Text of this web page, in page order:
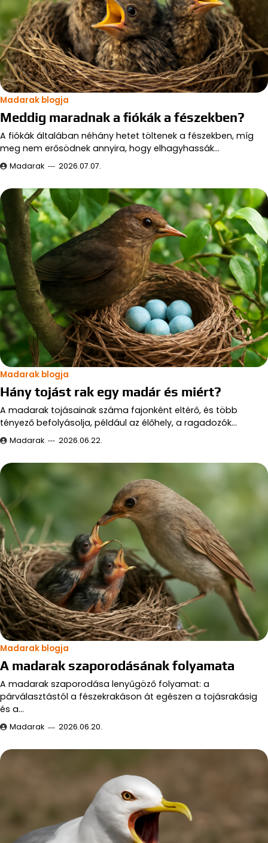
Madarak blogja
Meddig maradnak a fiókák a fészekben?
A fiókák általában néhány hetet töltenek a fészekben, míg
meg nem erősödnek annyira, hogy elhagyhassák…
Madarak 2026.07.07.
Madarak blogja
Hány tojást rak egy madár és miért?
A madarak tojásainak száma fajonként eltérő, és több
tényező befolyásolja, például az élőhely, a ragadozók…
Madarak 2026.06.22.
Madarak blogja
A madarak szaporodásának folyamata
A madarak szaporodása lenyűgöző folyamat: a
párválasztástól a fészekrakáson át egészen a tojásrakásig
és a…
Madarak 2026.06.20.